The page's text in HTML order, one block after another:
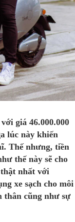
giá 46.000.000
lúc này khiến
Thế nhưng, tiền
thế này sẽ cho
nhất với
xe sạch cho môi
thân cũng như sự